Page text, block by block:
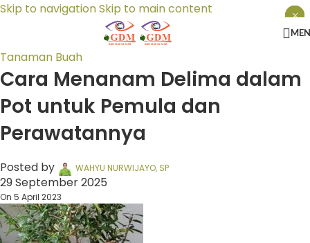
Skip to navigationSkip to main content
Tanaman Buah
Cara Menanam Delima dalam
Pot untuk Pemula dan
Perawatannya
Posted by WAHYU NURWIJAYO, SP
29 September 2025
On 5 April 2023
×
×
×